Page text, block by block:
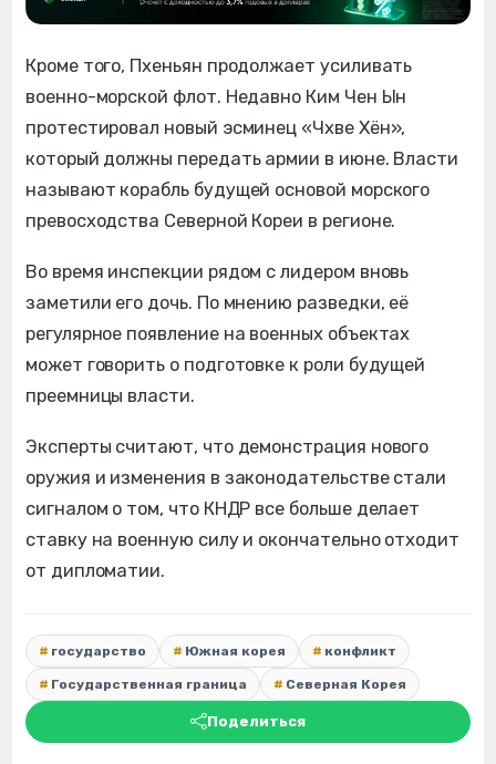
Кроме того, Пхеньян продолжает усиливать
военно-морской флот. Недавно Ким Чен Ын
протестировал новый эсминец «Чхве Хён»,
который должны передать армии в июне. Власти
называют корабль будущей основой морского
превосходства Северной Кореи в регионе.
Во время инспекции рядом с лидером вновь
заметили его дочь. По мнению разведки, её
регулярное появление на военных объектах
может говорить о подготовке к роли будущей
преемницы власти.
Эксперты считают, что демонстрация нового
оружия и изменения в законодательстве стали
сигналом о том, что КНДР все больше делает
ставку на военную силу и окончательно отходит
от дипломатии.
государство Южная корея конфликт
Государственная граница Северная Корея
Поделиться